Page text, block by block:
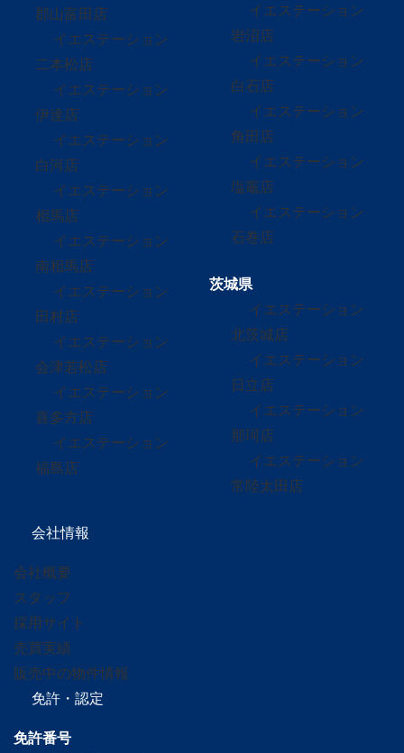
郡山富田店
イエステーション
二本松店
イエステーション
伊達店
イエステーション
白河店
イエステーション
相馬店
イエステーション
南相馬店
イエステーション
田村店
イエステーション
会津若松店
イエステーション
喜多方店
イエステーション
福島店
イエステーション
岩沼店
イエステーション
白石店
イエステーション
角田店
イエステーション
塩竈店
イエステーション
石巻店
茨城県
イエステーション
北茨城店
イエステーション
日立店
イエステーション
那珂店
イエステーション
常陸太田店
会社情報
会社概要
スタッフ
採用サイト
売買実績
販売中の物件情報
免許・認定
免許番号